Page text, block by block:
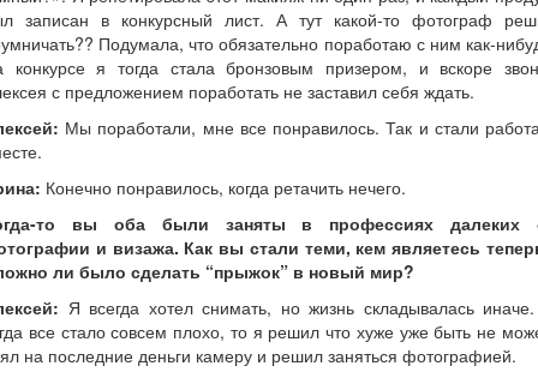
записан в конкурсный лист. А тут какой-то фотограф
Подумала, что обязательно поработаю с ним как-
конкурсе я тогда стала бронзовым призером, и вскоре
с предложением поработать не заставил себя ждать.
Мы поработали, мне все понравилось. Так и стали
Конечно понравилось, когда ретачить нечего.
то вы оба были заняты в профессиях далеких
и визажа. Как вы стали теми, кем являетесь
ли было сделать “прыжок” в новый мир?
Я всегда хотел снимать, но жизнь складывалась
все стало совсем плохо, то я решил что хуже уже быть не
на последние деньги камеру и решил заняться фотографией.